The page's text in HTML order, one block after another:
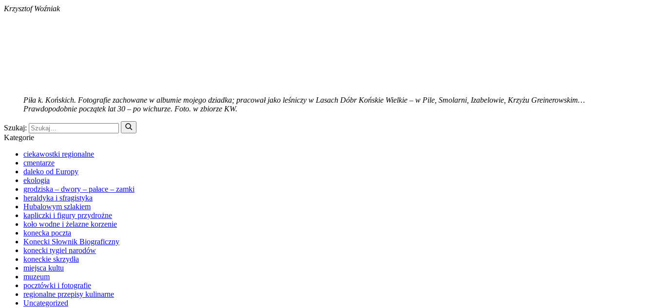
Krzysztof Woźniak
Piła k. Końskich. Fotografie zachowane w albumie mojego dziadka; pracował jako leśniczy w Lasach Dóbr Końskie Wielkie – w Pile, Smolarni, Izabelowie, Krzyżu Greinerowskim…
Prawdopodobnie początek lat 30 – po wichurze. Foto. w zbiorze KW.
Szukaj:
Kategorie
ciekawostki regionalne
cmentarze
daleko od Europy
ekologia
grodziska – dwory – pałace – zamki
heraldyka i sfragistyka
Hubalowym szlakiem
kapliczki i figury przydrożne
koło wodne i żelazne korzenie
konecka poczta
Konecki Słownik Biograficzny
konecki tygiel narodów
koneckie skrzydła
miejsca kultu
muzeum
pocztówki i fotografie
regionalne przepisy kulinarne
Uncategorized